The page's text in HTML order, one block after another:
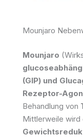
Mounjaro
Mounjaro
(GIP) und
Rezeptor-
Behandlung von
Mittlerweile wird